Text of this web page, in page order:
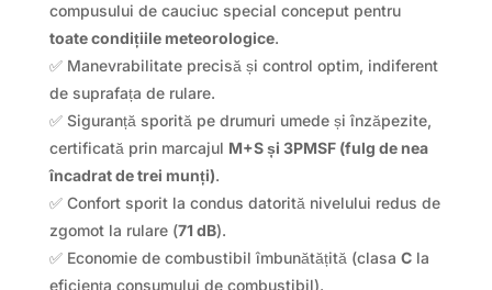
compusului de cauciuc special conceput pentru
toate condițiile meteorologice.
✅ Manevrabilitate precisă și control optim, indiferent
de suprafața de rulare.
✅ Siguranță sporită pe drumuri umede și înzăpezite,
certificată prin marcajul M+S și 3PMSF (fulg de nea
încadrat de trei munți).
✅ Confort sporit la condus datorită nivelului redus de
zgomot la rulare (71 dB).
✅ Economie de combustibil îmbunătățită (clasa Cla
eficiența consumului de combustibil).